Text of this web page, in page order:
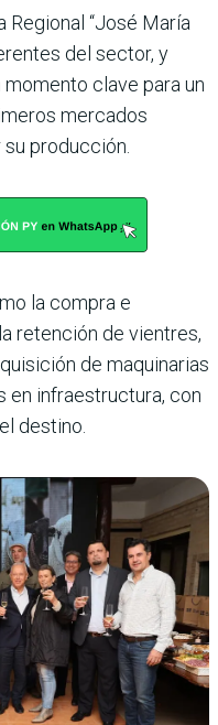
Regional “José María
del sector, y
clave para un
mercados
producción.
la compra e
retención de vientres,
de maquinarias
en infraestructura, con
destino.